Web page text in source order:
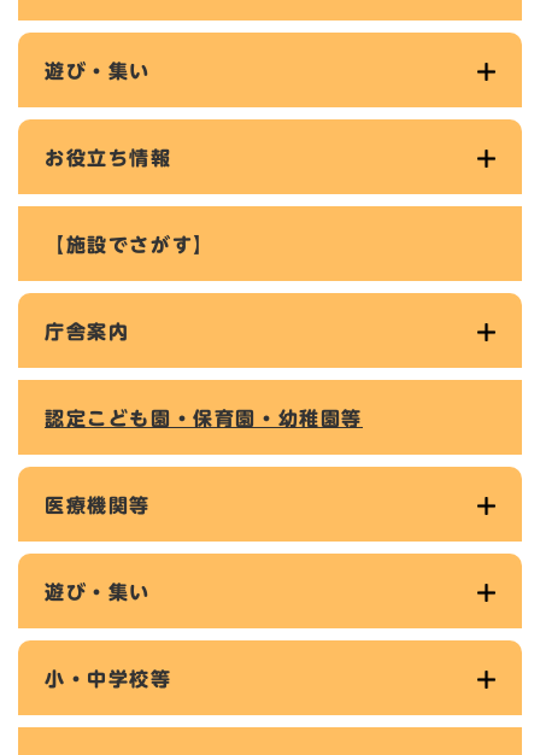
遊び・集い
お役立ち情報
【施設でさがす】
庁舎案内
認定こども園・保育園・幼稚園等
医療機関等
遊び・集い
小・中学校等